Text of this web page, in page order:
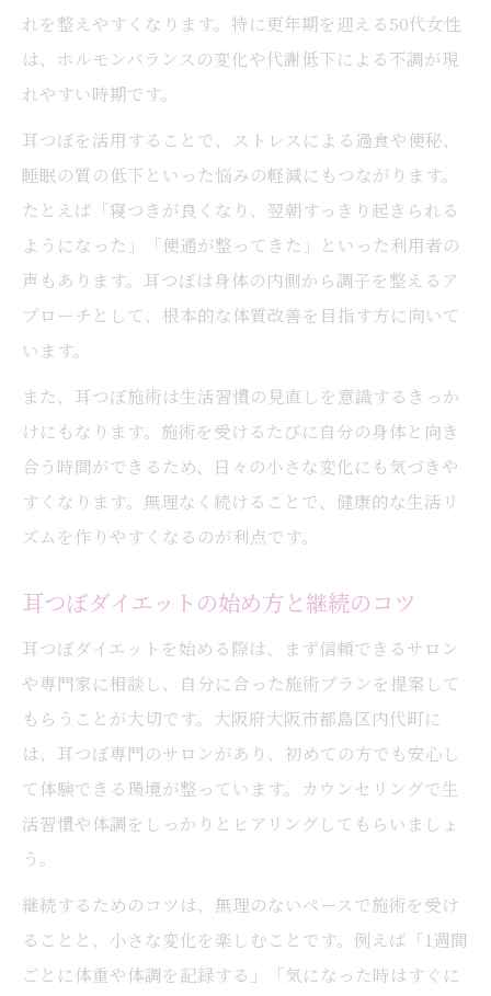
れを整えやすくなります。特に更年期を迎える50代女性
は、ホルモンバランスの変化や代謝低下による不調が現
れやすい時期です。
耳つぼを活用することで、ストレスによる過食や便秘、
睡眠の質の低下といった悩みの軽減にもつながります。
たとえば「寝つきが良くなり、翌朝すっきり起きられる
ようになった」「便通が整ってきた」といった利用者の
声もあります。耳つぼは身体の内側から調子を整えるア
プローチとして、根本的な体質改善を目指す方に向いて
います。
また、耳つぼ施術は生活習慣の見直しを意識するきっか
けにもなります。施術を受けるたびに自分の身体と向き
合う時間ができるため、日々の小さな変化にも気づきや
すくなります。無理なく続けることで、健康的な生活リ
ズムを作りやすくなるのが利点です。
耳つぼダイエットの始め方と継続のコツ
耳つぼダイエットを始める際は、まず信頼できるサロン
や専門家に相談し、自分に合った施術プランを提案して
もらうことが大切です。大阪府大阪市都島区内代町に
は、耳つぼ専門のサロンがあり、初めての方でも安心し
て体験できる環境が整っています。カウンセリングで生
活習慣や体調をしっかりとヒアリングしてもらいましょ
う。
継続するためのコツは、無理のないペースで施術を受け
ることと、小さな変化を楽しむことです。例えば「1週間
ごとに体重や体調を記録する」「気になった時はすぐに